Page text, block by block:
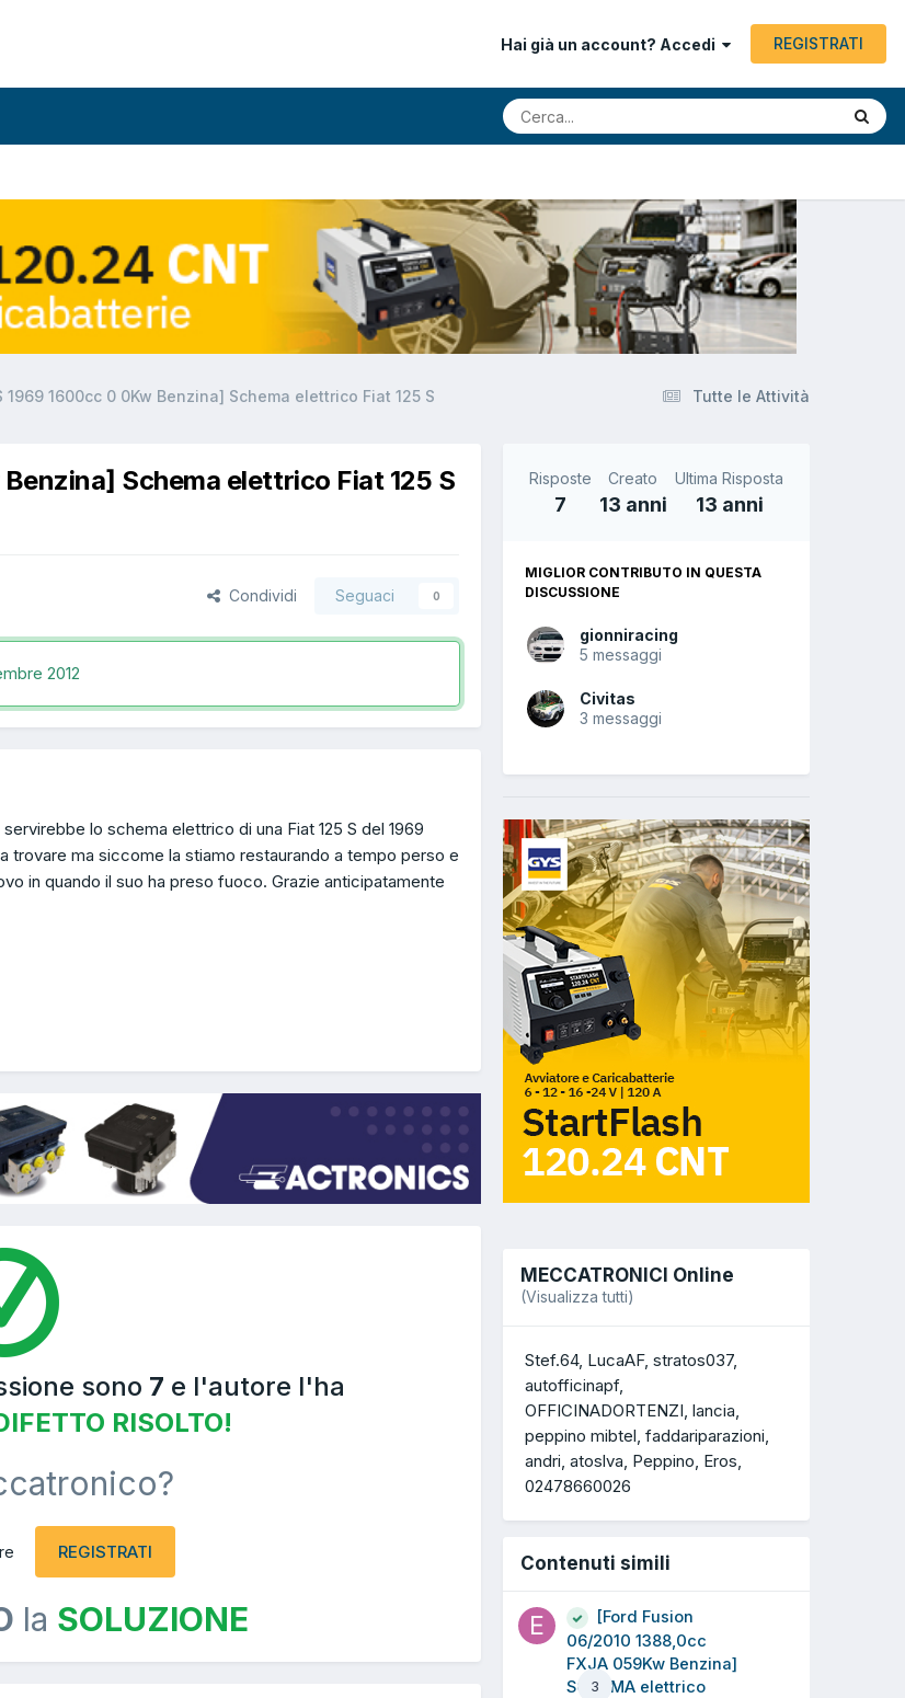
Hai già un account? Accedi REGISTRATI
Tutte le Attività
1969 1600cc 0 0Kw Benzina] Schema elettrico Fiat 125 S
Schema elettrico Fiat 125 S
Condividi Seguaci 0
2012
lo schema elettrico di una Fiat 125 S del 1969
trovare ma siccome la stiamo restaurando a tempo perso e
in quando il suo ha preso fuoco. Grazie anticipatamente
sono 7 e l'autore l'ha
RISOLTO!
REGISTRATI
la SOLUZIONE
Risposte
7
Creato
13 anni
Ultima Risposta
13 anni
MIGLIOR CONTRIBUTO IN QUESTA
DISCUSSIONE
gionniracing
5 messaggi
Civitas
3 messaggi
MECCATRONICI Online
(Visualizza tutti)
Stef.64 LucaAF stratos037
autofficinapf
OFFICINADORTENZI lancia
peppino mibtel faddariparazioni
andri atoslva Peppino Eros
02478660026
Contenuti simili
3
[Ford Fusion
06/2010 1388,0cc
FXJA 059Kw Benzina]
SCHEMA elettrico